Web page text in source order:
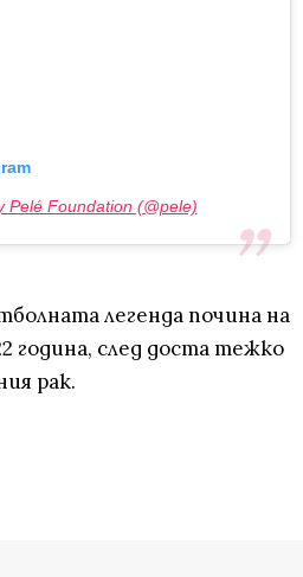
Pelé Foundation (@pele)
легенда почина на
година, след доста тежко
рак.